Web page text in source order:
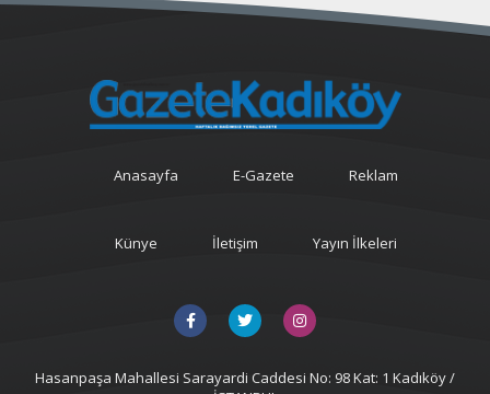
Anasayfa E-Gazete Reklam
Künye İletişim Yayın İlkeleri
Hasanpaşa Mahallesi Sarayardi Caddesi No: 98 Kat: 1 Kadıköy /